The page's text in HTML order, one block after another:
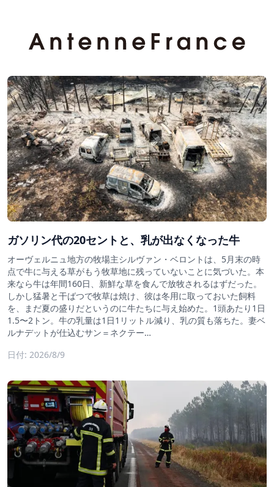
ガソリン代の20セントと、乳が出なくなった牛
オーヴェルニュ地方の牧場主シルヴァン・ベロントは、5月末の時
点で牛に与える草がもう牧草地に残っていないことに気づいた。本
来なら牛は年間160日、新鮮な草を食んで放牧されるはずだった。
しかし猛暑と干ばつで牧草は焼け、彼は冬用に取っておいた飼料
を、まだ夏の盛りだというのに牛たちに与え始めた。1頭あたり1日
1.5〜2トン。牛の乳量は1日1リットル減り、乳の質も落ちた。妻ベ
ルナデットが仕込むサン＝ネクテー…
日付: 2026/8/9